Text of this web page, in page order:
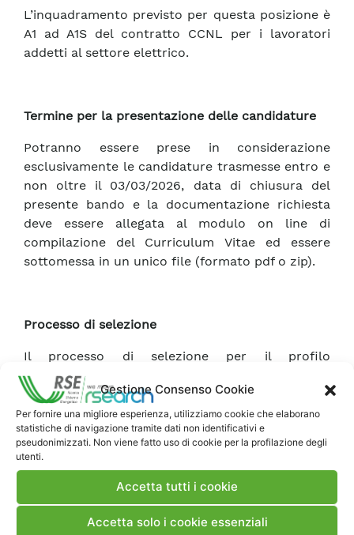
Gestione Consenso Cookie
Per fornire una migliore esperienza, utilizziamo cookie che elaborano
statistiche di navigazione tramite dati non identificativi e
pseudonimizzati. Non viene fatto uso di cookie per la profilazione degli
utenti.
Accetta tutti i cookie
Accetta solo i cookie essenziali
L’inquadramento previsto per questa posizione è
A1 ad A1S del contratto CCNL per i lavoratori
addetti al settore elettrico.
Termine per la presentazione delle candidature
Potranno essere prese in considerazione
esclusivamente le candidature trasmesse entro e
non oltre il 03/03/2026, data di chiusura del
presente bando e la documentazione richiesta
deve essere allegata al modulo on line di
compilazione del Curriculum Vitae ed essere
sottomessa in un unico file (formato pdf o zip).
Processo di selezione
Il processo di selezione per il profilo
“Ricercatore/Ricercatrice – Sviluppo e
sperimentazione di strumenti di intelligenza
artificiale per la gestione e il controllo di sistemi
cyber-fisici energetici” (rif.26.04) prevede lo
svolgimento di una prova scritta in italiano
(indicativamente della durata massima di un’ora),
volta a verificare il livello di possesso di
conoscenze e/o competenze richieste per la
posizione offerta.